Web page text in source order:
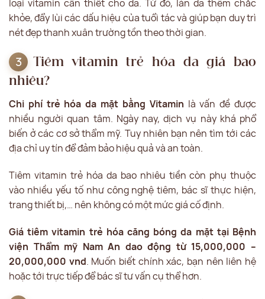
loại vitamin cần thiết cho da. Từ đó, làn da thêm chắc
khỏe, đẩy lùi các dấu hiệu của tuổi tác và giúp bạn duy trì
nét đẹp thanh xuân trường tồn theo thời gian.
Tiêm vitamin trẻ hóa da giá bao
nhiêu?
Chi phí trẻ hóa da mặt bằng Vitamin là vấn đề được
nhiều người quan tâm. Ngày nay, dịch vụ này khá phổ
biến ở các cơ sở thẩm mỹ. Tuy nhiên bạn nên tìm tới các
địa chỉ uy tín để đảm bảo hiệu quả và an toàn.
Tiêm vitamin trẻ hóa da bao nhiêu tiền còn phụ thuộc
vào nhiều yếu tố như công nghệ tiêm, bác sĩ thực hiện,
trang thiết bị,… nên không có một mức giá cố định.
Giá tiêm vitamin trẻ hóa căng bóng da mặt tại Bệnh
viện Thẩm mỹ Nam An dao động từ 15,000,000 –
20,000,000 vnd. Muốn biết chính xác, bạn nên liên hệ
hoặc tới trực tiếp để bác sĩ tư vấn cụ thể hơn.